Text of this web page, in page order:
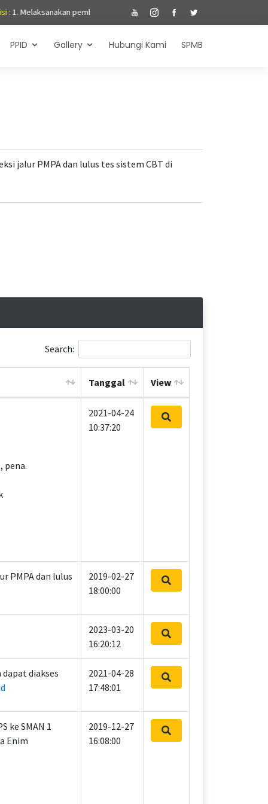
yang aktif, kreatif, efektif, inovatif dan menyenangkan; 2.
PPID Gallery Hubungi Kami SPMB
jalur PMPA dan lulus tes sistem CBT di
Search:
Tanggal View
pena.
2021-04-24
10:37:20
PMPA dan lulus
2019-02-27
18:00:00
2023-03-20
16:20:12
diakses
2021-04-28
17:48:01
ke SMAN 1
Enim
2019-12-27
16:08:00